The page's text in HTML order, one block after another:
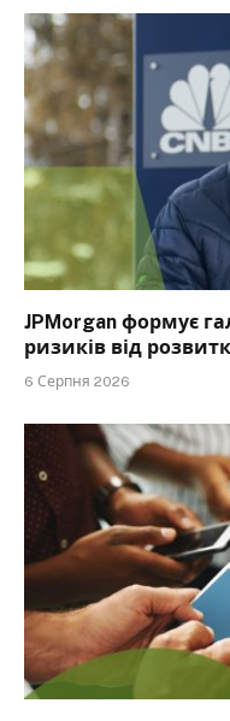
JPMorgan формує
ризиків від
6 Серпня 2026